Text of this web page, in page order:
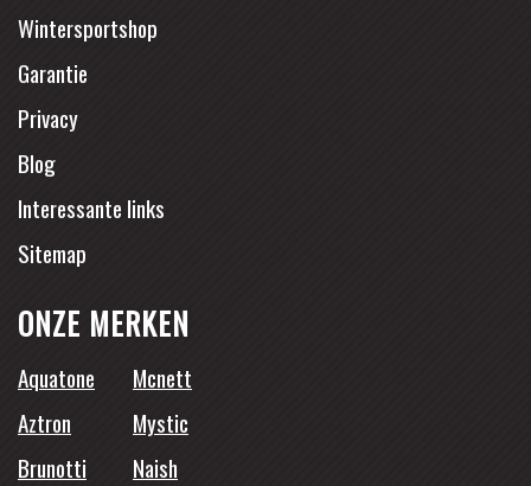
Wintersportshop
Garantie
Privacy
Blog
Interessante links
Sitemap
ONZE MERKEN
Aquatone
Mcnett
Aztron
Mystic
Brunotti
Naish